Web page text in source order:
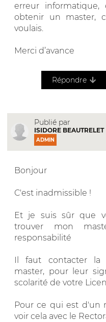
erreur
obtenir un master,
voulais.
Merci d’avance
Répondre
Publié par
ISIDORE BEAUTRELET
ADMIN
Bonjour
C'est inadmissible !
Et je suis sûr que
trouver mon
responsabilité
Il faut contacter la
master, pour leur
scolarité de votre
Pour ce qui est d'un
voir cela avec le